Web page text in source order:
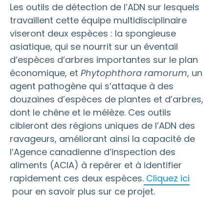
Les outils de détection de l’ADN sur lesquels
travaillent cette équipe multidisciplinaire
viseront deux espèces : la spongieuse
asiatique, qui se nourrit sur un éventail
d’espèces d’arbres importantes sur le plan
économique, et Phytophthora ramorum, un
agent pathogène qui s’attaque à des
douzaines d’espèces de plantes et d’arbres,
dont le chêne et le mélèze. Ces outils
cibleront des régions uniques de l’ADN des
ravageurs, améliorant ainsi la capacité de
l’Agence canadienne d’inspection des
aliments (ACIA) à repérer et à identifier
rapidement ces deux espèces. Cliquez ici
pour en savoir plus sur ce projet.